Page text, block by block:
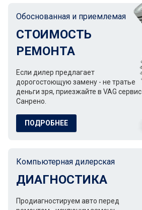
Обоснованная и приемлемая
СТОИМОСТЬ
РЕМОНТА
Если дилер предлагает
дорогостоющую замену - не тратье
деньги зря, приезжайте в VAG сервис
Санрено.
ПОДРОБНЕЕ
Компьютерная дилерская
ДИАГНОСТИКА
Продиагностируем авто перед